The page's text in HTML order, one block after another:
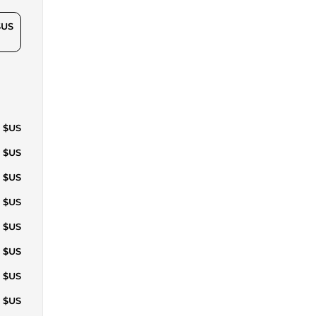
$US
$US
$US
$US
$US
$US
$US
$US